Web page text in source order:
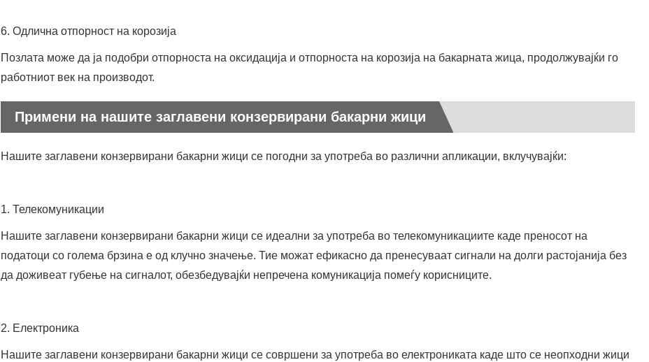
6. Одлична отпорност на корозија
Позлата може да ја подобри отпорноста на оксидација и отпорноста на корозија на бакарната жица, продолжувајќи го
работниот век на производот.
Примени на нашите заглавени конзервирани бакарни жици
Нашите заглавени конзервирани бакарни жици се погодни за употреба во различни апликации, вклучувајќи:
1. Телекомуникации
Нашите заглавени конзервирани бакарни жици се идеални за употреба во телекомуникациите каде преносот на
податоци со голема брзина е од клучно значење. Тие можат ефикасно да пренесуваат сигнали на долги растојанија без
да доживеат губење на сигналот, обезбедувајќи непречена комуникација помеѓу корисниците.
2. Електроника
Нашите заглавени конзервирани бакарни жици се совршени за употреба во електрониката каде што се неопходни жици